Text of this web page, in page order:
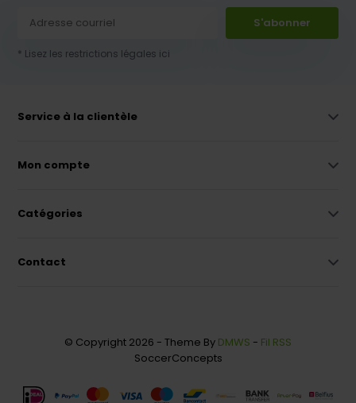
S'abonner
* Lisez les restrictions légales ici
Service à la clientèle
Mon compte
Catégories
Contact
© Copyright 2026 - Theme By DMWS - Fil RSS
SoccerConcepts